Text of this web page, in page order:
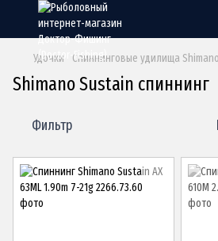
Удочки Спиннинговые удилища Shimano
Shimano Sustain спиннинг
Фильтр